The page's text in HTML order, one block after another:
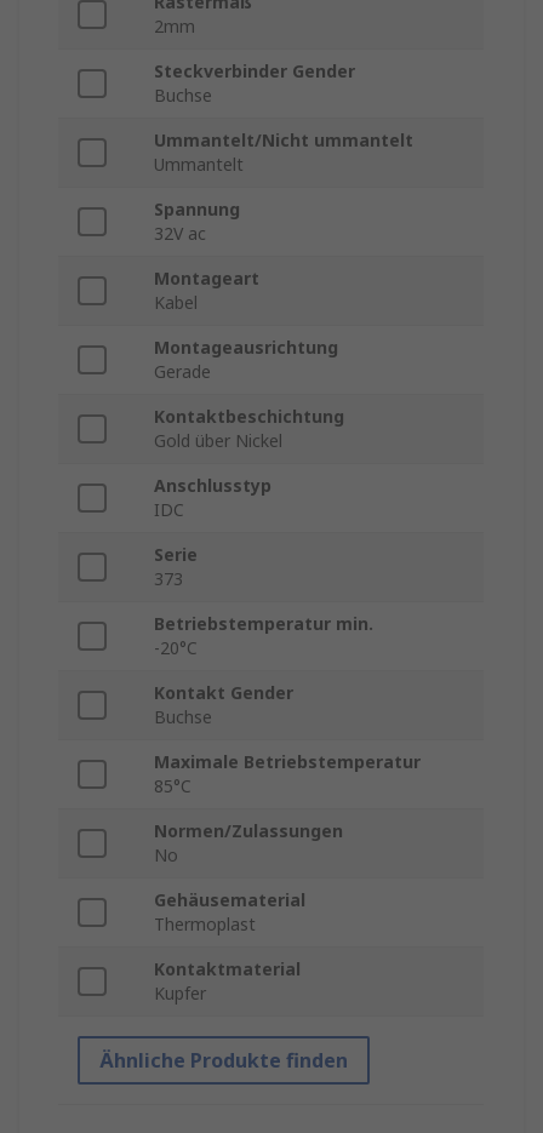
2mm
Steckverbinder Gender
Buchse
Ummantelt/Nicht ummantelt
Ummantelt
Spannung
32V ac
Montageart
Kabel
Montageausrichtung
Gerade
Kontaktbeschichtung
Gold über Nickel
Anschlusstyp
IDC
Serie
373
Betriebstemperatur min.
-20°C
Kontakt Gender
Buchse
Maximale Betriebstemperatur
85°C
Normen/Zulassungen
No
Gehäusematerial
Thermoplast
Kontaktmaterial
Kupfer
Ähnliche Produkte finden